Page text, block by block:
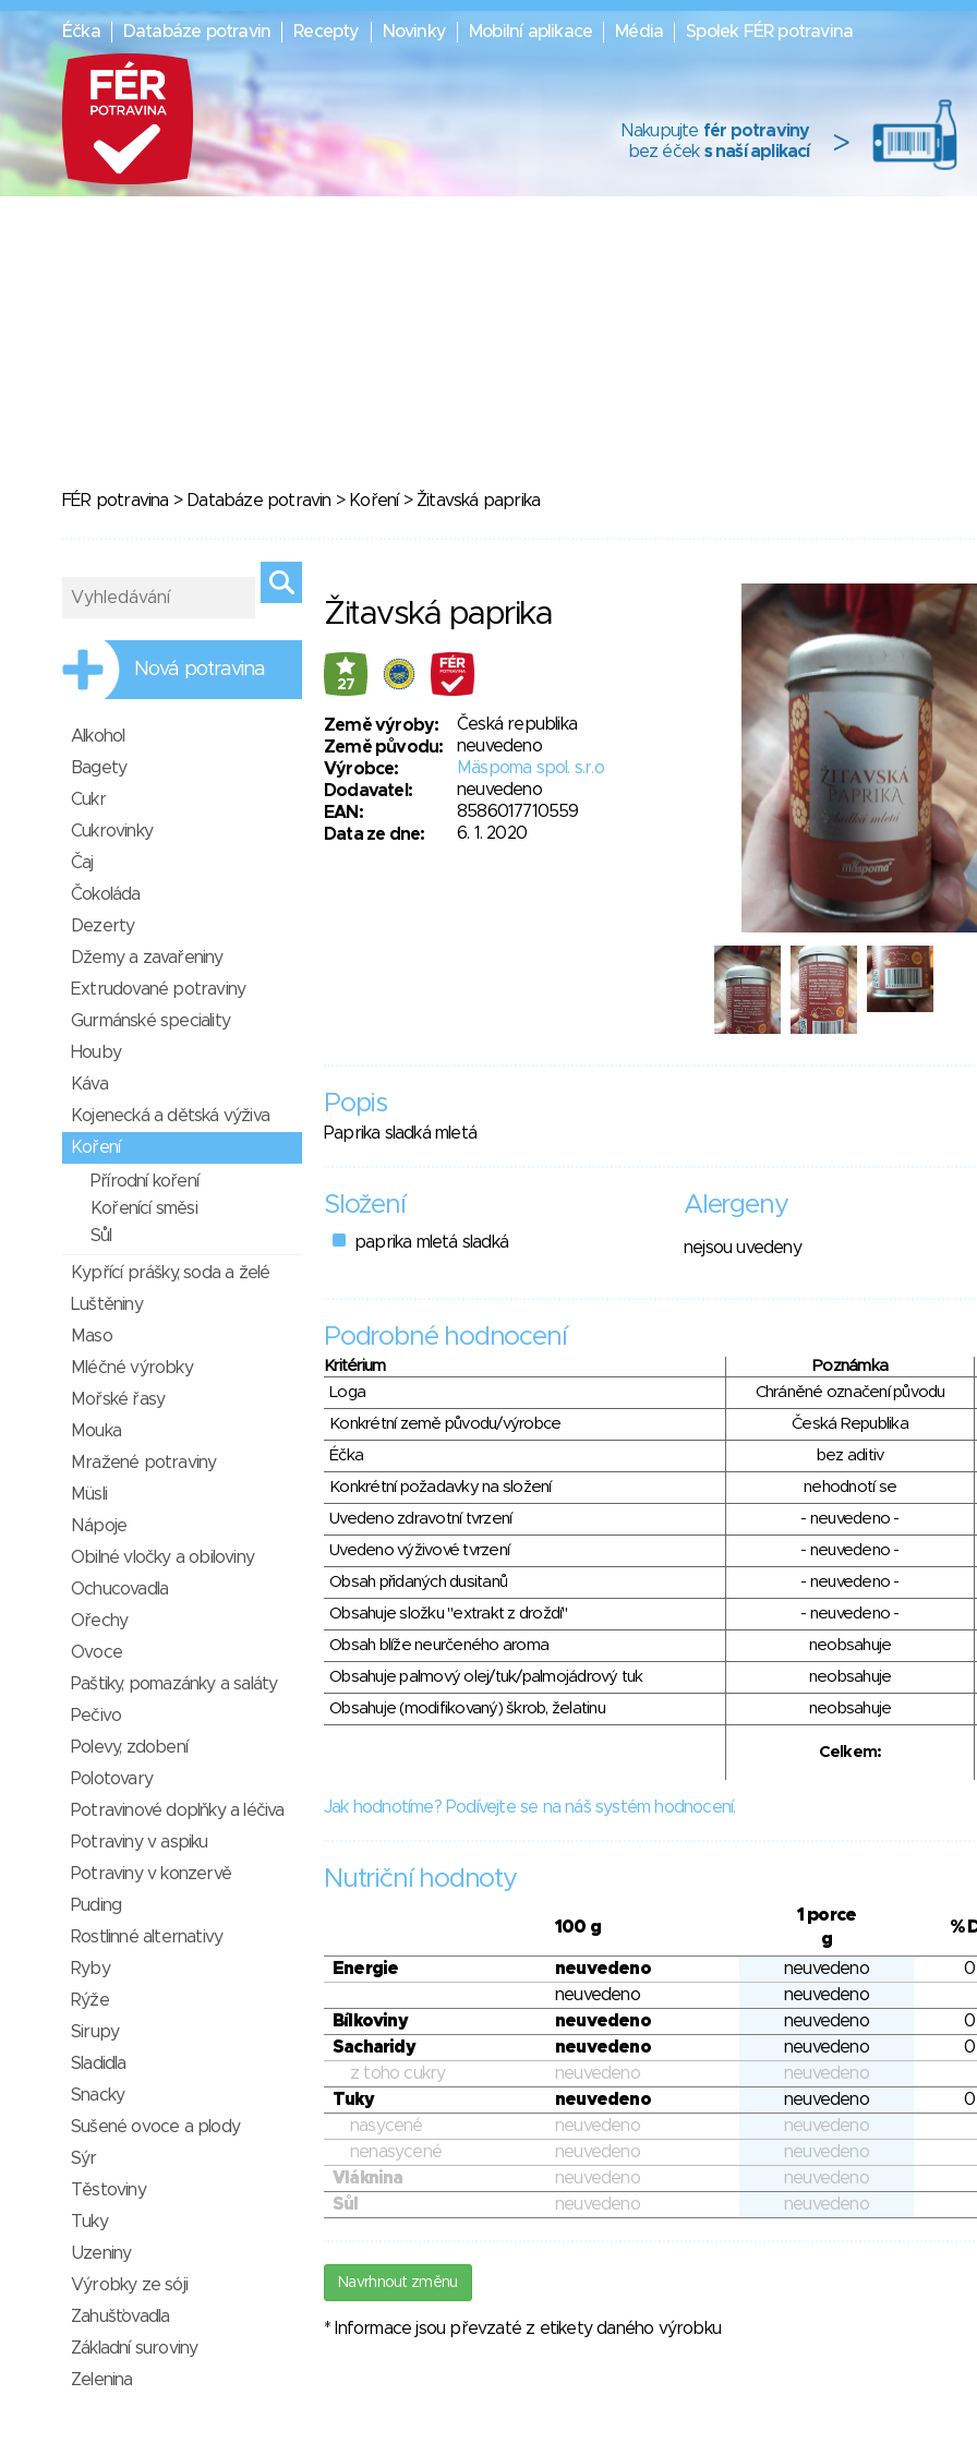
Éčka Databáze potravin Recepty Novinky Mobilní aplikace Média Spolek FÉR potravina
Nakupujte fér potraviny
bez éček s naší aplikací >
FÉR potravina > Databáze potravin > Koření> Žitavská paprika
Žitavská paprika
27
Země výroby:
Česká republika
Země původu:
neuvedeno
Výrobce:
Mäspoma spol. s.r.o
Dodavatel:
neuvedeno
EAN:
8586017710559
Data ze dne:
6. 1. 2020
Popis
Paprika sladká mletá
Složení
paprika mletá sladká
Alergeny
nejsou uvedeny
Podrobné hodnocení
Kritérium Poznámka
Loga
Chráněné označení původu
Konkrétní země původu/výrobce
Česká Republika
Éčka
bez aditiv
Konkrétní požadavky na složení
nehodnotí se
Uvedeno zdravotní tvrzení
- neuvedeno -
Uvedeno výživové tvrzení
- neuvedeno -
Obsah přidaných dusitanů
- neuvedeno -
Obsahuje složku "extrakt z droždí"
- neuvedeno -
Obsah blíže neurčeného aroma
neobsahuje
Obsahuje palmový olej/tuk/palmojádrový tuk
neobsahuje
Obsahuje (modifikovaný) škrob, želatinu
neobsahuje
Celkem:
Jak hodnotíme? Podívejte se na náš systém hodnocení.
Nutriční hodnoty
100 g
1 porce
g
%
Energie neuvedeno neuvedeno
0
neuvedeno
neuvedeno
Bílkoviny
neuvedeno neuvedeno
0
Sacharidy
neuvedeno neuvedeno
0
z toho cukry
neuvedeno
neuvedeno
Tuky
neuvedeno neuvedeno
0
nasycené
neuvedeno
neuvedeno
nenasycené
neuvedeno
neuvedeno
Vláknina
neuvedeno
neuvedeno
Sůl
neuvedeno neuvedeno
Navrhnout změnu
* Informace jsou převzaté z etikety daného výrobku
Nová potravina
Alkohol
Bagety
Cukr
Cukrovinky
Čaj
Čokoláda
Dezerty
Džemy a zavařeniny
Extrudované potraviny
Gurmánské speciality
Houby
Káva
Kojenecká a dětská výživa
Koření
Přírodní koření
Kořenící směsi
Sůl
Kypřící prášky, soda a želé
Luštěniny
Maso
Mléčné výrobky
Mořské řasy
Mouka
Mražené potraviny
Müsli
Nápoje
Obilné vločky a obiloviny
Ochucovadla
Ořechy
Ovoce
Paštiky, pomazánky a saláty
Pečivo
Polevy, zdobení
Polotovary
Potravinové doplňky a léčiva
Potraviny v aspiku
Potraviny v konzervě
Puding
Rostlinné alternativy
Ryby
Rýže
Sirupy
Sladidla
Snacky
Sušené ovoce a plody
Sýr
Těstoviny
Tuky
Uzeniny
Výrobky ze sóji
Zahušťovadla
Základní suroviny
Zelenina